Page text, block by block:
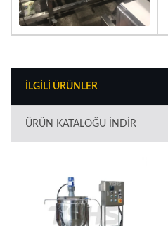
İLGILI ÜRÜNLER
ÜRÜN KATALOĞU İNDIR